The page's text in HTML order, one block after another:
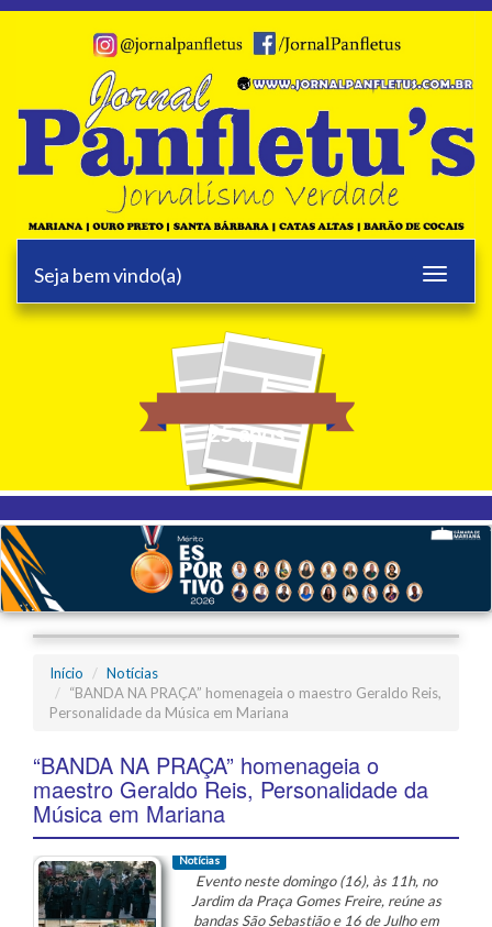
Toggle
Seja bem vindo(a)
25 anos
Início
Notícias
“BANDA NA PRAÇA” homenageia o maestro Geraldo Reis,
Personalidade da Música em Mariana
“BANDA NA PRAÇA” homenageia o
maestro Geraldo Reis, Personalidade da
Música em Mariana
Notícias
Evento neste domingo (16), às 11h, no
Jardim da Praça Gomes Freire, reúne as
bandas São Sebastião e 16 de Julho em